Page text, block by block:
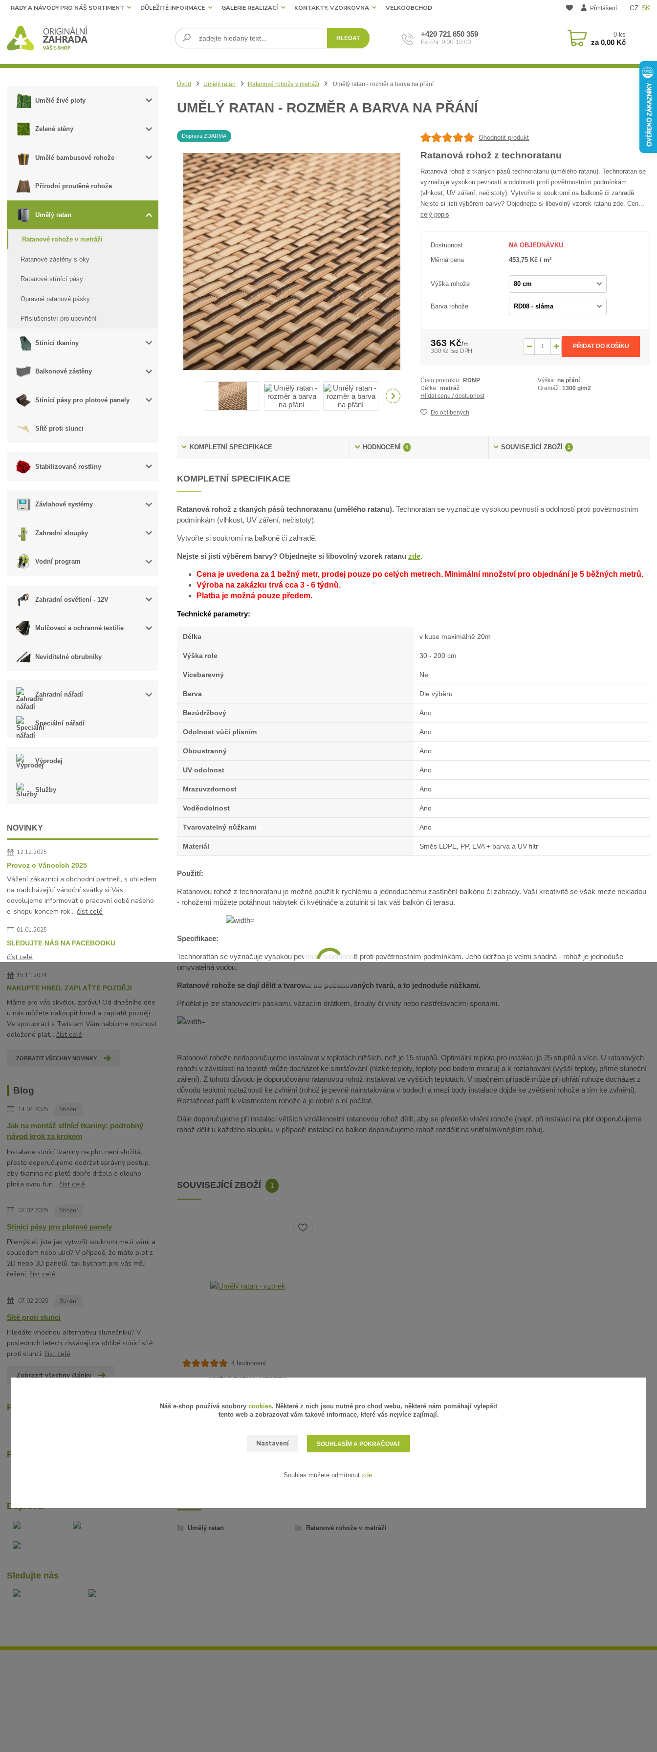
CZ SK
RADY A NÁVODY PRO NÁŠ SORTIMENT DŮLEŽITÉ INFORMACE GALERIE REALIZACÍ KONTAKTY, VZORKOVNA VELKOOBCHOD Přihlášení
HLEDAT +420 721 650 359
Po-Pá: 9:00-18:00
0 ks
za0,00 Kč
Umělé živé ploty
Zelené stěny
Umělé bambusové rohože
Přírodní proutěné rohože
Umělý ratan
Ratanové rohože v metráži
Ratanové zástěny s oky
Ratanové stínící pásy
Opravné ratanové pásky
Příslušenství pro upevnění
Stínící tkaniny
Balkonové zástěny
Stínící pásy pro plotové panely
Sítě proti slunci
Stabilizované rostliny
Závlahové systémy
Zahradní sloupky
Vodní program
Zahradní osvětlení - 12V
Mulčovací a ochranné textilie
Neviditelné obrubníky
Zahradní nářadí
Speciální nářadí
Výprodej
Služby
NOVINKY
12.12.2025
Provoz o Vánocích 2025
Vážení zákazníci a obchodní partneři, s ohledem
na nadcházející vánoční svátky si Vás
dovolujeme informovat o pracovní době našeho
e-shopu koncem rok...číst celé
01.01.2025
SLEDUJTE NÁS NA FACEBOOKU
číst celé
15.11.2024
NAKUPTE HNED, ZAPLAŤTE POZDĚJI
Máme pro vás skvělou zprávu! Od dnešního dne
u nás můžete nakoupit hned a zaplatit později.
Ve spolupráci s Twistem Vám nabízíme možnost
odložené plat...číst celé
ZOBRAZIT VŠECHNY NOVINKY
Blog
14.04.2025 Stínění
Jak na montáž stínící tkaniny: podrobný
návod krok za krokem
Instalace stínící tkaniny na plot není složitá,
přesto doporučujeme dodržet správný postup,
aby tkanina na plotě dobře držela a dlouho
plnila svou fun...číst celé
07.02.2025 Stínění
Stínící pásy pro plotové panely
Přemýšleli jste jak vytvořit soukromí mezi vámi a
sousedem nebo ulicí? V případě, že máte plot z
2D nebo 3D panelů, tak bychom pro vás měli
řešení.číst celé
07.02.2025 Stínění
Sítě proti slunci
Hledáte vhodnou alternativu slunečníku? V
posledních letech získávají na oblibě stínící sítě
proti slunci.číst celé
Zobrazit všechny články
Recenze zákazníků
Rychlé online platby
Dopravci
Sledujte nás
Úvod Umělý ratan Ratanové rohože v metráži Umělý ratan - rozměr a barva na přání
UMĚLÝ RATAN - ROZMĚR A BARVA NA PŘÁNÍ
Doprava ZDARMA Ohodnotit produkt
Ratanová rohož z technoratanu
Ratanová rohož z tkaných pásů technoratanu (umělého ratanu). Technoratan se
vyznačuje vysokou pevností a odolností proti povětrnostním podmínkám
(vlhkost, UV záření, nečistoty). Vytvořte si soukromí na balkoně či zahradě.
Nejste si jisti výběrem barvy? Objednejte si libovolný vzorek ratanu zde. Cen...
celý popis
Dostupnost NA OBJEDNÁVKU
Měrná cena 453,75 Kč / m²
Výška rohože
Barva rohože
363 Kč/m
300 Kč bez DPH
PŘIDAT DO KOŠÍKU
Číslo produktu: RDNP Výška: na přání
Délka: metráž Gramáž: 1300 g/m2
Hlídat cenu / dostupnost
Do oblíbených
KOMPLETNÍ SPECIFIKACE HODNOCENÍ 4 SOUVISEJÍCÍ ZBOŽÍ 1
KOMPLETNÍ SPECIFIKACE
Ratanová rohož z tkaných pásů technoratanu (umělého ratanu).Technoratan se vyznačuje vysokou pevností a odolností proti povětrnostním
podmínkám (vlhkost, UV záření, nečistoty).
Vytvořte si soukromí na balkoně či zahradě.
Nejste si jisti výběrem barvy? Objednejte si libovolný vzorek ratanu zde.
Cena je uvedena za 1 bežný metr, prodej pouze po celých metrech. Minimální množství pro objednání je 5 běžných metrů.
Výroba na zakázku trvá cca 3 - 6 týdnů.
Platba je možná pouze předem.
Technické parametry:
Délka v kuse maximálně 20m
Výška role 30 - 200 cm
Vícebarevný Ne
Barva Dle výběru
Bezúdržbový Ano
Odolnost vůči plísním Ano
Oboustranný Ano
UV odolnost Ano
Mrazuvzdornost Ano
Voděodolnost Ano
Tvarovatelný nůžkami Ano
Materiál Směs LDPE, PP, EVA + barva a UV filtr
Použití:
Ratanovou rohož z technoratanu je možné použít k rychlému a jednoduchému zastínění balkónu či zahrady. Vaší kreativitě se však meze nekladou
- rohožemi můžete potáhnout nábytek či květináče a zútulnit si tak váš balkón či terasu.
Specifikace:
Technorattan se vyznačuje vysokou pevností a odolností proti povětrnostním podmínkám. Jeho údržba je velmi snadná - rohož je jednoduše
omyvatelná vodou.
Ratanové rohože se dají dělit a tvarovat do požadovaných tvarů, a to jednoduše nůžkami.
Přidělat je lze stahovacími páskami, vázacím drátkem, šrouby či vruty nebo nastřelovacími sponami.
Ratanové rohože nedoporučujeme instalovat v teplotách nižších, než je 15 stupňů. Optimální teplota pro instalaci je 25 stupňů a více. U ratanových
rohoží v závislosti na teplotě může docházet ke smršťování (nízké teploty, teploty pod bodem mrazu) a k roztahování (vyšší teploty, přímé sluneční
záření). Z tohoto důvodu je doporučováno ratanovou rohož instalovat ve vyšších teplotách. V opačném případě může při ohřátí rohože docházet z
důvodu teplotní roztažnosti ke zvlnění (rohož je pevně nainstalována v bodech a mezi body instalace dojde ke zvětšení rohože a tím ke zvlnění).
Roztažnost patří k vlastnostem rohože a je dobré s ní počítat.
Dále doporučujeme při instalaci větších vzdálenostní ratanovou rohož dělit, aby se předešlo vlnění rohože (např. při instalaci na plot doporučujeme
rohož dělit u každého sloupku, v případě instalací na balkon doporučujeme rohož rozdělit na vnitřním/vnějším rohu).
SOUVISEJÍCÍ ZBOŽÍ 1
4 hodnocení
UMĚLÝ RATAN - VZOREK
12 Kčbez DPH SKLADEM
Umělý ratan Ratanové rohože v metráži
Náš e-shop používá soubory cookies. Některé z nich jsou nutné pro chod webu, některé nám pomáhají vylepšit
tento web a zobrazovat vám takové informace, které vás nejvíce zajímají.
Nastavení SOUHLASÍM A POKRAČOVAT
Souhlas můžete odmítnout zde.